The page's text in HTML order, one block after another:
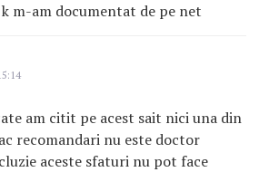
m-am documentat de pe net
am citit pe acest sait nici una din
recomandari nu este doctor
aceste sfaturi nu pot face